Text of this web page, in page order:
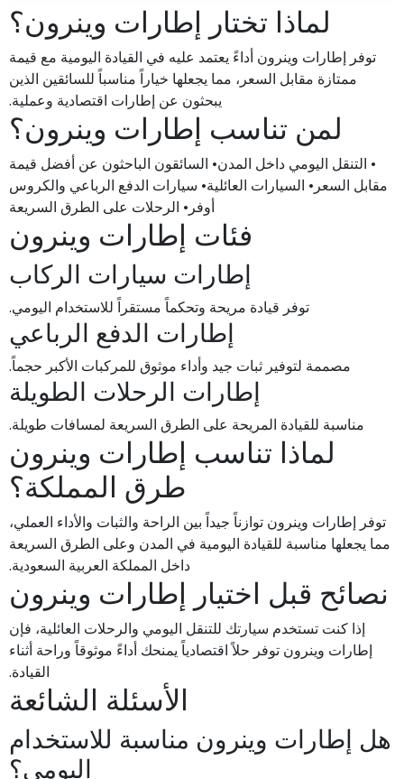
لماذا تختار إطارات وينرون؟
توفر إطارات وينرون أداءً يعتمد عليه في القيادة اليومية مع قيمة
ممتازة مقابل السعر، مما يجعلها خياراً مناسباً للسائقين الذين
يبحثون عن إطارات اقتصادية وعملية.
لمن تناسب إطارات وينرون؟
• التنقل اليومي داخل المدن• السائقون الباحثون عن أفضل قيمة
مقابل السعر• السيارات العائلية• سيارات الدفع الرباعي والكروس
أوفر• الرحلات على الطرق السريعة
فئات إطارات وينرون
إطارات سيارات الركاب
توفر قيادة مريحة وتحكماً مستقراً للاستخدام اليومي.
إطارات الدفع الرباعي
مصممة لتوفير ثبات جيد وأداء موثوق للمركبات الأكبر حجماً.
إطارات الرحلات الطويلة
مناسبة للقيادة المريحة على الطرق السريعة لمسافات طويلة.
لماذا تناسب إطارات وينرون
طرق المملكة؟
توفر إطارات وينرون توازناً جيداً بين الراحة والثبات والأداء العملي،
مما يجعلها مناسبة للقيادة اليومية في المدن وعلى الطرق السريعة
داخل المملكة العربية السعودية.
نصائح قبل اختيار إطارات وينرون
إذا كنت تستخدم سيارتك للتنقل اليومي والرحلات العائلية، فإن
إطارات وينرون توفر حلاً اقتصادياً يمنحك أداءً موثوقاً وراحة أثناء
القيادة.
الأسئلة الشائعة
هل إطارات وينرون مناسبة للاستخدام
اليومي؟